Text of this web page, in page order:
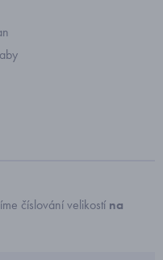
číslování velikostí na